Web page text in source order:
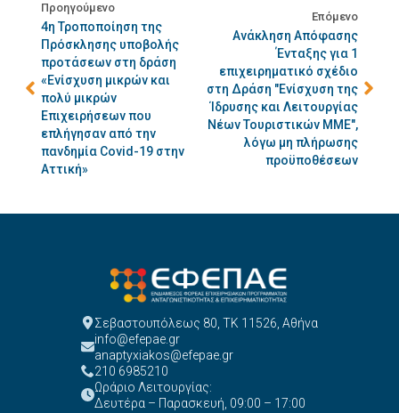
Προηγούμενο
4η Τροποποίηση της
Πρόσκλησης υποβολής
προτάσεων στη δράση
«Ενίσχυση μικρών και
πολύ μικρών
Επιχειρήσεων που
επλήγησαν από την
πανδημία Covid-19 στην
Αττική»
Επόμενο
Ανάκληση Απόφασης
Ένταξης για 1
επιχειρηματικό σχέδιο
στη Δράση "Ενίσχυση της
Ίδρυσης και Λειτουργίας
Νέων Τουριστικών ΜΜΕ",
λόγω μη πλήρωσης
προϋποθέσεων
Σεβαστουπόλεως 80, ΤΚ 11526, Αθήνα
info@efepae.gr
anaptyxiakos@efepae.gr
210 6985210
Ωράριο Λειτουργίας:
Δευτέρα – Παρασκευή, 09:00 – 17:00